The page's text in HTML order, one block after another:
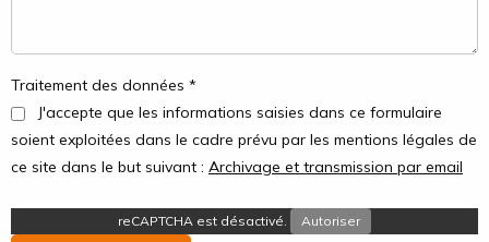
Traitement des données *
J'accepte que les informations saisies dans ce formulaire
soient exploitées dans le cadre prévu par les mentions légales de
ce site dans le but suivant : Archivage et transmission par email
reCAPTCHA est désactivé. Autoriser